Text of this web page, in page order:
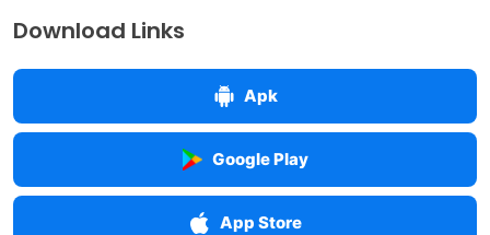
Download Links
Apk
Google Play
App Store